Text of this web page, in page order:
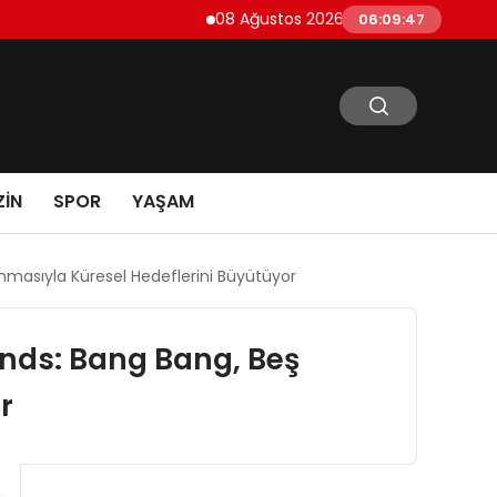
08 Ağustos 2026 Cumartesi Futbol Maç
06:09:48
SPOR YAŞAM
Küresel Hedeflerini Büyütüyor
Bang Bang, Beş